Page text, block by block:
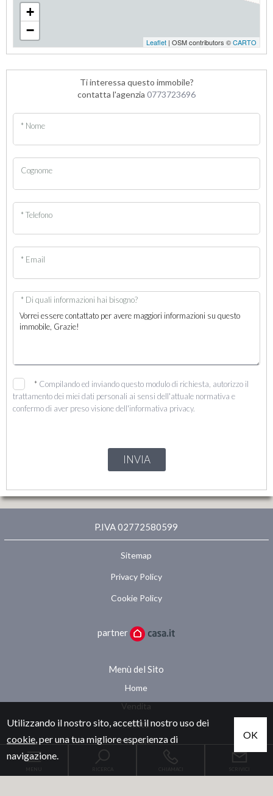
+
−
Leaflet | OSM contributors ©CARTO
Ti interessa questo immobile?
contatta l'agenzia 0773723696
* Nome
Cognome
* Telefono
* Email
* Di quali informazioni hai bisogno?
* Compilando ed inviando questo modulo di richiesta, autorizzo il
trattamento dei miei dati personali ai sensi dell'attuale normativa e
confermo di aver preso visione dell'informativa privacy.
INVIA
P.IVA 02772580599
Sitemap
Privacy Policy
Cookie Policy
partner
Menù del Sito
Home
Vendita
Affitto
Contatti
Utilizzando il nostro sito, accetti il nostro uso dei
cookie, per una tua migliore esperienza di
navigazione.
OK